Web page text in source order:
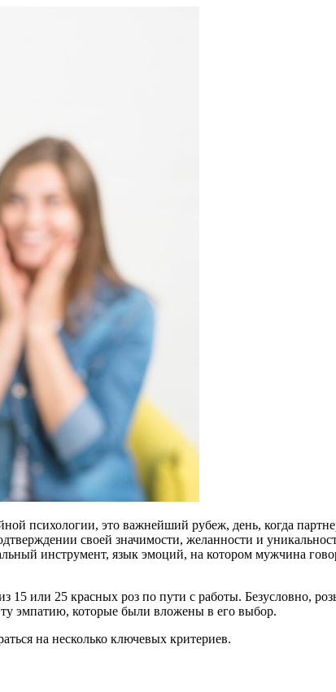
психологии, это важнейший рубеж, день, когда
своей значимости, желанности и
инструмент, язык эмоций, на котором мужчина
или 25 красных роз по пути с работы. Безусловно,
эмпатию, которые были вложены в его выбор.
на несколько ключевых критериев.